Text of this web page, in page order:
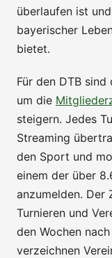
überlaufen ist
bayerischer
bietet.
Für den DTB
um die
steigern. Jedes
Streaming
den Sport und
einem der über
anzumelden. Der
Turnieren und
den Wochen
verzeichnen